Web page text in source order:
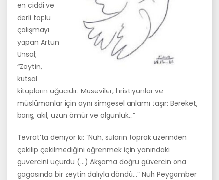
en ciddi ve
derli top­lu
çalışmayı
yapan Artun
Ünsal;
“Zeytin,
kutsal
kitapların ağacı­dır. Museviler, hristiyanlar ve
müslümanlar için aynı simgesel anlamı taşır: Bereket,
barış, akıl, uzun ömür ve olgunluk…”
Tevrat’ta deniyor ki: “Nuh, suların toprak üzerinden
çekilip çekilmediği­ni öğrenmek için yanındaki
güvercini uçurdu (…) Akşama doğru güver­cin ona
gagasında bir zeytin dalıyla döndü…” Nuh Peygamber